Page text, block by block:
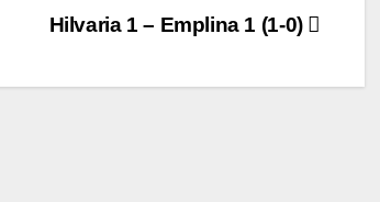
Hilvaria 1 – Emplina 1 (1-0)